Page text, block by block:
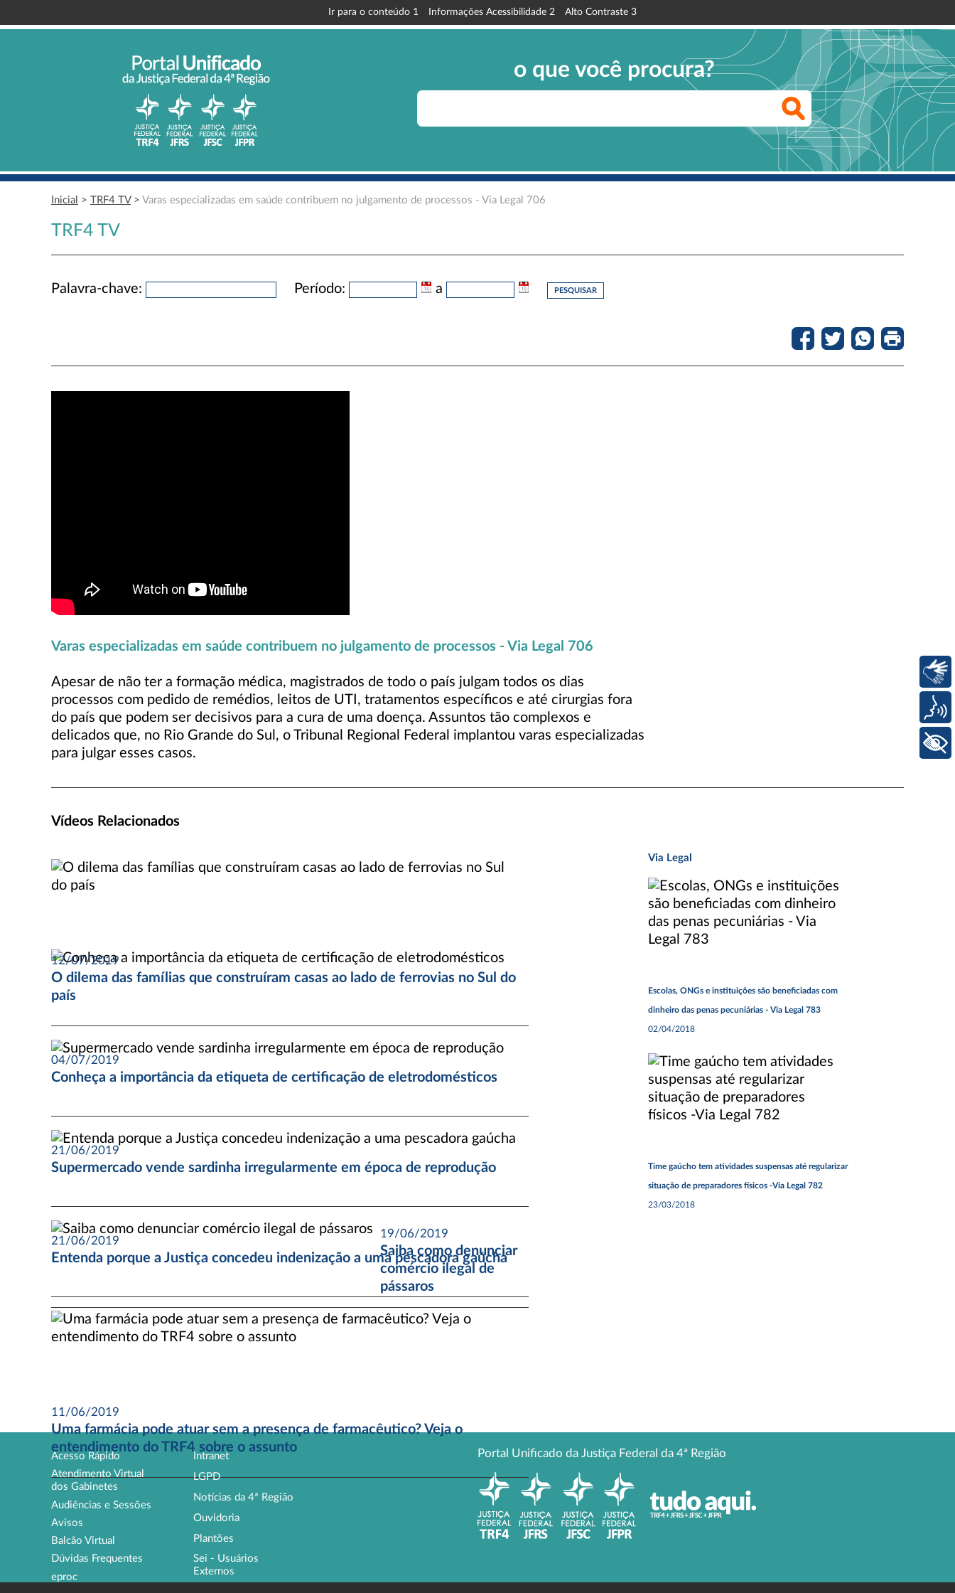
Ir para o conteúdo 1 Informações Acessibilidade 2 Alto Contraste 3
o que você procura?
Inicial > TRF4 TV> Varas especializadas em saúde contribuem no julgamento de processos - Via Legal 706
TRF4 TV
Palavra-chave: Período: a
Varas especializadas em saúde contribuem no julgamento de processos - Via Legal 706
Apesar de não ter a formação médica, magistrados de todo o país julgam todos os dias
processos com pedido de remédios, leitos de UTI, tratamentos específicos e até cirurgias fora
do país que podem ser decisivos para a cura de uma doença. Assuntos tão complexos e
delicados que, no Rio Grande do Sul, o Tribunal Regional Federal implantou varas especializadas
para julgar esses casos.
Vídeos Relacionados
12/07/2019
O dilema das famílias que construíram casas ao lado de ferrovias no Sul do
país
04/07/2019
Conheça a importância da etiqueta de certificação de eletrodomésticos
21/06/2019
Supermercado vende sardinha irregularmente em época de reprodução
21/06/2019
Entenda porque a Justiça concedeu indenização a uma pescadora gaúcha
19/06/2019
Saiba como denunciar
comércio ilegal de
pássaros
11/06/2019
Uma farmácia pode atuar sem a presença de farmacêutico? Veja o
entendimento do TRF4 sobre o assunto
Via Legal
Escolas, ONGs e instituições são beneficiadas com
dinheiro das penas pecuniárias - Via Legal 783
02/04/2018
Time gaúcho tem atividades suspensas até regularizar
situação de preparadores físicos -Via Legal 782
23/03/2018
Acesso Rápido
Atendimento Virtual
dos Gabinetes
Audiências e Sessões
Avisos
Balcão Virtual
Dúvidas Frequentes
eproc
Intranet
LGPD
Notícias da 4ª Região
Ouvidoria
Plantões
Sei - Usuários
Externos
Portal Unificado da Justiça Federal da 4ª Região